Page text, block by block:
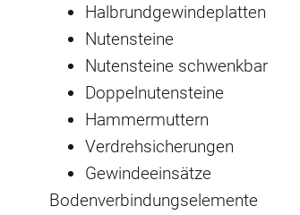
Halbrundgewindeplatten
Nutensteine
Nutensteine schwenkbar
Doppelnutensteine
Hammermuttern
Verdrehsicherungen
Gewindeeinsätze
Bodenverbindungselemente